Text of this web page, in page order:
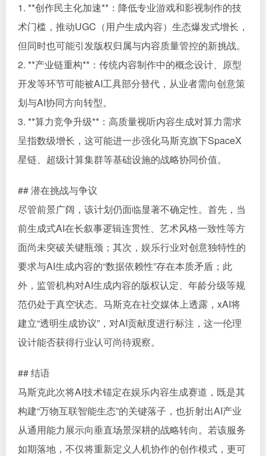
1. **创作民主化加速**：降低专业游戏和影视制作的技
术门槛，推动UGC（用户生成内容）生态爆发式增长，
但同时也可能引发版权归属与内容质量管控的新挑战。
2. **产业链重构**：传统内容制作中的概念设计、原型
开发等环节可能被AI工具部分替代，从业者需向创意策
划与AI协同方向转型。
3. **算力竞争升级**：高质量视听内容生成对算力需求
呈指数级增长，这可能进一步强化马斯克旗下SpaceX
星链、超级计算集群等基础设施的战略协同价值。
## 潜在挑战与争议
尽管前景广阔，该计划仍面临显著不确定性。首先，当
前生成式AI在长叙事逻辑连贯性、艺术风格一致性等方
面尚未突破关键瓶颈；其次，娱乐行业对创意独特性的
要求与AI生成内容的“数据依赖性”存在本质矛盾；此
外，监管机构对AI生成内容的版权认定、年龄分级等规
范仍处于真空状态。马斯克在社交媒体上透露，xAI将
建立“透明生成协议”，对AI贡献度进行标注，这一伦理
设计能否获得行业认可尚待观察。
## 结语
马斯克此次将AI技术锚定在娱乐内容生成赛道，既是其
构建“万物互联智能生态”的关键落子，也折射出AI产业
从通用能力展示向垂直场景深耕的战略转向。若该服务
如期落地，不仅将重新定义人机协作的创作模式，更可